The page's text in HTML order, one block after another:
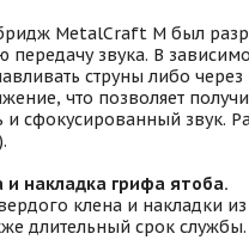
MetalCraft M был
передачу звука. В
струны либо
что позволяет
сфокусированный звук.
и накладка грифа ятоба.
клена и накладки из
длительный срок службы.